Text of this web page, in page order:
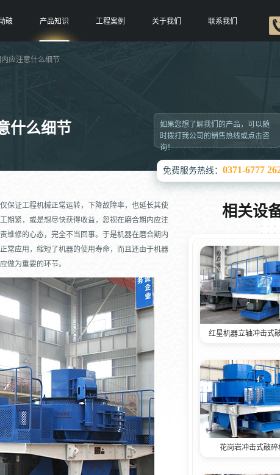
破 产品知识 工程案例 关于我们 联系我们
应注意什么细节
什么细节
保证工程机械正常运转，下降故障率，也延长其使
期紧，或是想尽快获得收益，忽视在磨合期内应注
维修的心态，完全不当回事。于是机器在磨合期内
常应用，缩短了机器的使用寿命，而且还由于机器
做为重要的环节。
免费服务热线： 0371-6777
如果您想了解我们的产品，可以随
时拨打我公司的销售热线或点击咨
询！
相关设
红星机器立轴冲击式
花岗岩冲击式破碎